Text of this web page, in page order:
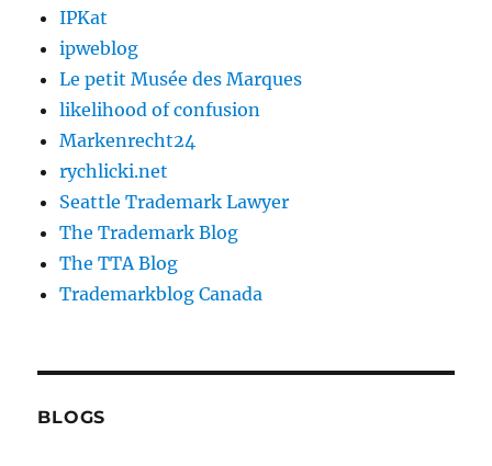
IPKat
ipweblog
Le petit Musée des Marques
likelihood of confusion
Markenrecht24
rychlicki.net
Seattle Trademark Lawyer
The Trademark Blog
The TTA Blog
Trademarkblog Canada
BLOGS